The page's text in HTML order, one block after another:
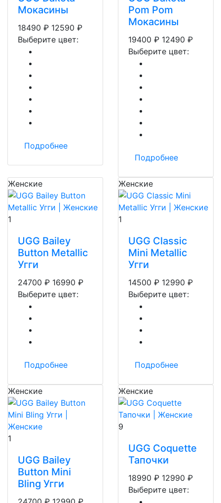
Мокасины
18490 ₽ 12590 ₽
Выберите цвет:
Подробнее
Pom Pom
Мокасины
19400 ₽ 12490 ₽
Выберите цвет:
Подробнее
Женские
1
UGG Bailey
Button Metallic
Угги
24700 ₽ 16990 ₽
Выберите цвет:
Подробнее
Женские
1
UGG Classic
Mini Metallic
Угги
14500 ₽ 12990 ₽
Выберите цвет:
Подробнее
Женские
1
UGG Bailey
Button Mini
Bling Угги
Женские
9
UGG Coquette
Тапочки
18990 ₽ 12990 ₽
Выберите цвет: